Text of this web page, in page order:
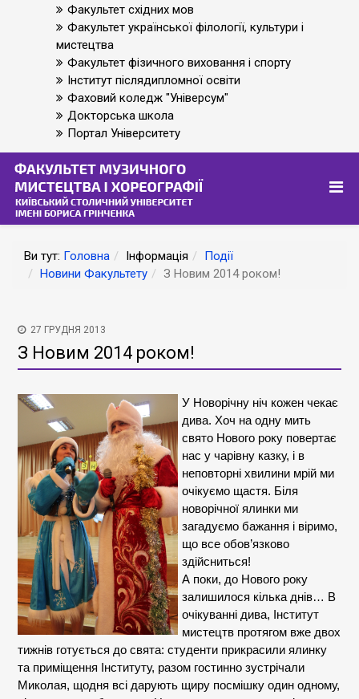
Факультет східних мов
Факультет української філології, культури і
мистецтва
Факультет фізичного виховання і спорту
Інститут післядипломної освіти
Фаховий коледж "Універсум"
Докторська школа
Портал Університету
Ви тут: Головна Інформація
Події
Новини Факультету
З Новим 2014 роком!
27 ГРУДНЯ 2013
З Новим 2014 роком!
У Новорічну ніч кожен чекає
дива. Хоч на одну мить
свято Нового року повертає
нас у чарівну казку, і в
неповторні хвилини мрій ми
очікуємо щастя. Біля
новорічної ялинки ми
загадуємо бажання і віримо,
що все обов’язково
здійсниться!
А поки, до Нового року
залишилося кілька днів… В
очікуванні дива, Інститут
мистецтв протягом вже двох
тижнів готується до свята: студенти прикрасили ялинку
та приміщення Інституту, разом гостинно зустрічали
Миколая, щодня всі дарують щиру посмішку один одному,